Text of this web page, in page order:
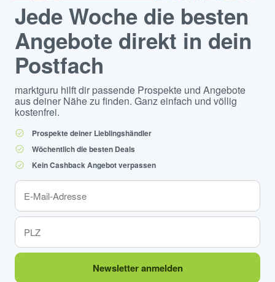
Jede Woche die besten
Angebote direkt in dein
Postfach
marktguru hilft dir passende Prospekte und Angebote
aus deiner Nähe zu finden. Ganz einfach und völlig
kostenfrei.
Prospekte deiner Lieblingshändler
Wöchentlich die besten Deals
Kein Cashback Angebot verpassen
Newsletter anmelden